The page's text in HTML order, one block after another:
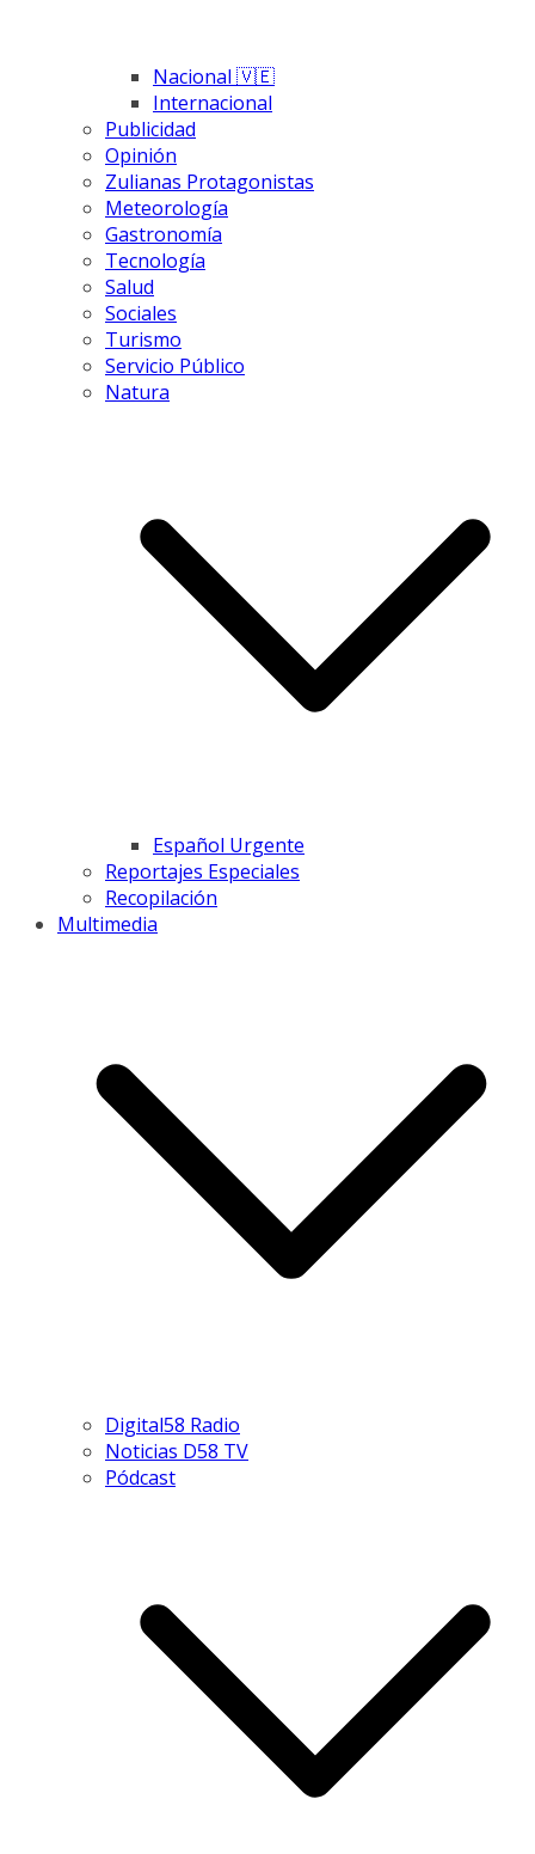
Nacional 🇻🇪
Internacional
Publicidad
Opinión
Zulianas Protagonistas
Meteorología
Gastronomía
Tecnología
Salud
Sociales
Turismo
Servicio Público
Natura
Español Urgente
Reportajes Especiales
Recopilación
Multimedia
Digital58 Radio
Noticias D58 TV
Pódcast